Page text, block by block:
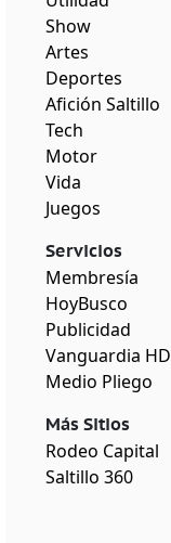
Show
Artes
Deportes
Afición Saltillo
Tech
Motor
Vida
Juegos
Servicios
Membresía
HoyBusco
Publicidad
Vanguardia HD
Medio Pliego
Más Sitios
Rodeo Capital
Saltillo 360